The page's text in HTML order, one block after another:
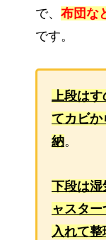
で、 布団な
です。
上段はす
てカビか
納。
下段は湿
ャスタ
入れて整